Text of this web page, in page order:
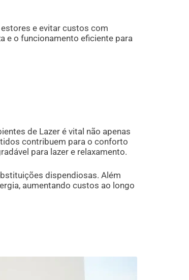
e evitar custos com
e o funcionamento eficiente para
de Lazer é vital não apenas
contribuem para o conforto
para lazer e relaxamento.
dispendiosas. Além
aumentando custos ao longo